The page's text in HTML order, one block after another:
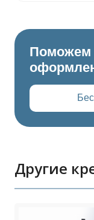
Поможем
Другие